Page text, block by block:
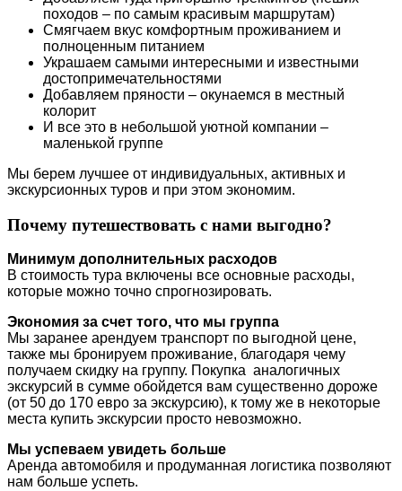
походов – по самым красивым маршрутам)
Смягчаем вкус комфортным проживанием и
полноценным питанием
Украшаем самыми интересными и известными
достопримечательностями
Добавляем пряности – окунаемся в местный
колорит
И все это в небольшой уютной компании –
маленькой группе
Мы берем лучшее от индивидуальных, активных и
экскурсионных туров и при этом экономим.
Почему путешествовать с нами выгодно?
Минимум дополнительных расходов
В стоимость тура включены все основные расходы,
которые можно точно спрогнозировать.
Экономия за счет того, что мы группа
Мы заранее арендуем транспорт по выгодной цене,
также мы бронируем проживание, благодаря чему
получаем скидку на группу. Покупка аналогичных
экскурсий в сумме обойдется вам существенно дороже
(от 50 до 170 евро за экскурсию), к тому же в некоторые
места купить экскурсии просто невозможно.
Мы успеваем увидеть больше
Аренда автомобиля и продуманная логистика позволяют
нам больше успеть.